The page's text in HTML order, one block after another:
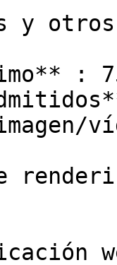
y
: